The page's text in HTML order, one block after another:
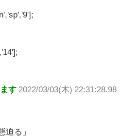
す 2022/03/03(木) 22:31:28.98
る」